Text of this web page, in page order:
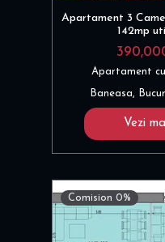
Apartament 3
142mp
Apartament
Baneasa,
Vezi
Comision 0%